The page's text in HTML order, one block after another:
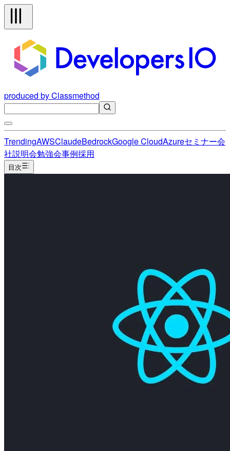
produced by Classmethod
TrendingAWSClaudeBedrockGoogle CloudAzureセミナー会
社説明会勉強会事例採用
目次